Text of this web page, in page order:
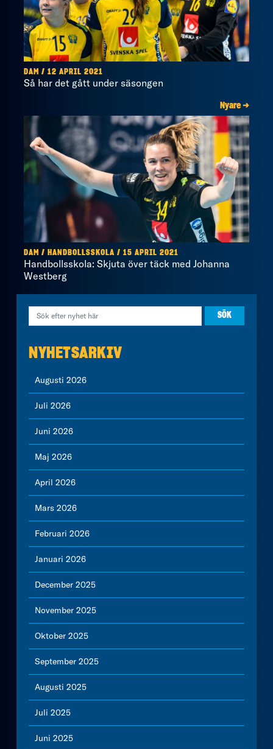
DAM / 12 APRIL 2021
Så har det gått under säsongen
Nyare →
DAM / HANDBOLLSSKOLA / 15 APRIL 2021
Handbollsskola: Skjuta över täck med Johanna
Westberg
NYHETSARKIV
Augusti 2026
Juli 2026
Juni 2026
Maj 2026
April 2026
Mars 2026
Februari 2026
Januari 2026
December 2025
November 2025
Oktober 2025
September 2025
Augusti 2025
Juli 2025
Juni 2025